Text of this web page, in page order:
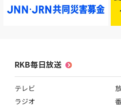
RKB毎日放送
テレビ
ラジオ